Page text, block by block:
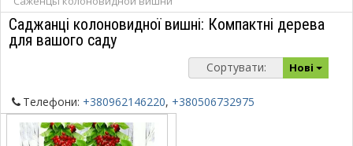
Саджанці колоновидної вишні: Компактні дерева
для вашого саду
Сортувати: Нові
Телефони: +380962146220, +380506732975